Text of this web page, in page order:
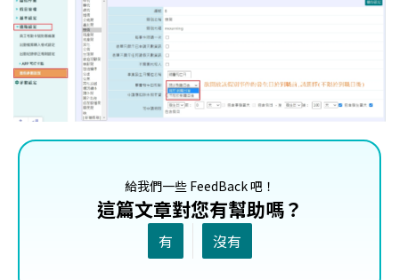
給我們一些 FeedBack 吧！
這篇文章對您有幫助嗎？
有 沒有